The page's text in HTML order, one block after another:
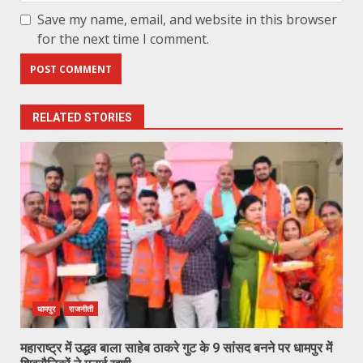
Save my name, email, and website in this browser
for the next time I comment.
RELATED STORIES
धामपुर राजनीती
महाराष्ट्र में उद्धव बाला साहेब ठाकरे गुट के 9 सांसद बनने पर धामपुर में